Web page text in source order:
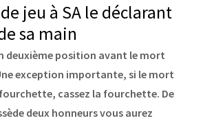
jeu à SA le déclarant
sa main
deuxième position avant le mort
exception importante, si le mort
cassez la fourchette. De
deux honneurs vous aurez